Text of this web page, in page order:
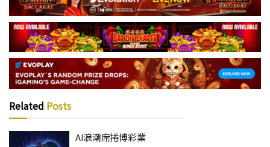
Related Posts
AI浪潮席捲博彩業